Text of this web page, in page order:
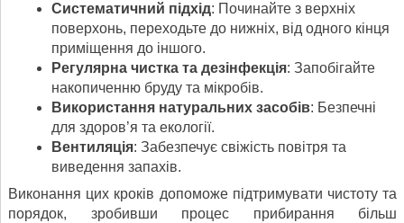
Систематичний підхід: Починайте з верхніх
поверхонь, переходьте до нижніх, від одного кінця
приміщення до іншого.
Регулярна чистка та дезінфекція: Запобігайте
накопиченню бруду та мікробів.
Використання натуральних засобів: Безпечні
для здоров’я та екології.
Вентиляція: Забезпечує свіжість повітря та
виведення запахів.
Виконання цих кроків допоможе підтримувати чистоту та
порядок, зробивши процес прибирання більш